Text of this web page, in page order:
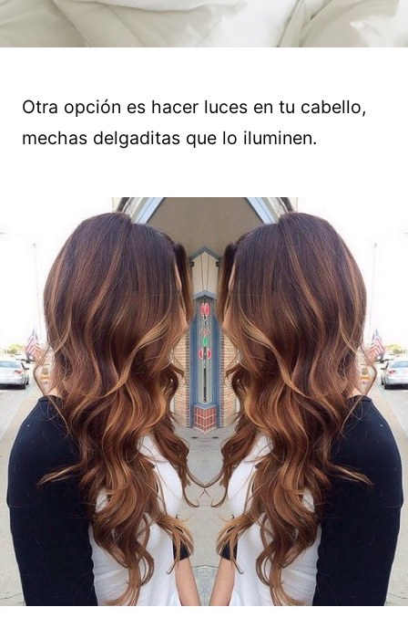
Otra opción es hacer luces en tu cabello,
mechas delgaditas que lo iluminen.